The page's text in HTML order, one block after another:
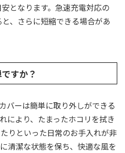
となります。急速充電対応の
、さらに短縮できる場合があ
すか？
バーは簡単に取り外しができる
により、たまったホコリを拭き
りといった日常のお手入れが非
清潔な状態を保ち、快適な風を